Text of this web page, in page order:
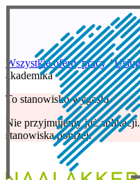
Wszystkie oferty pracy /
akademika
To stanowisko wygasło
Nie przyjmujemy już
stanowiska poniżej.